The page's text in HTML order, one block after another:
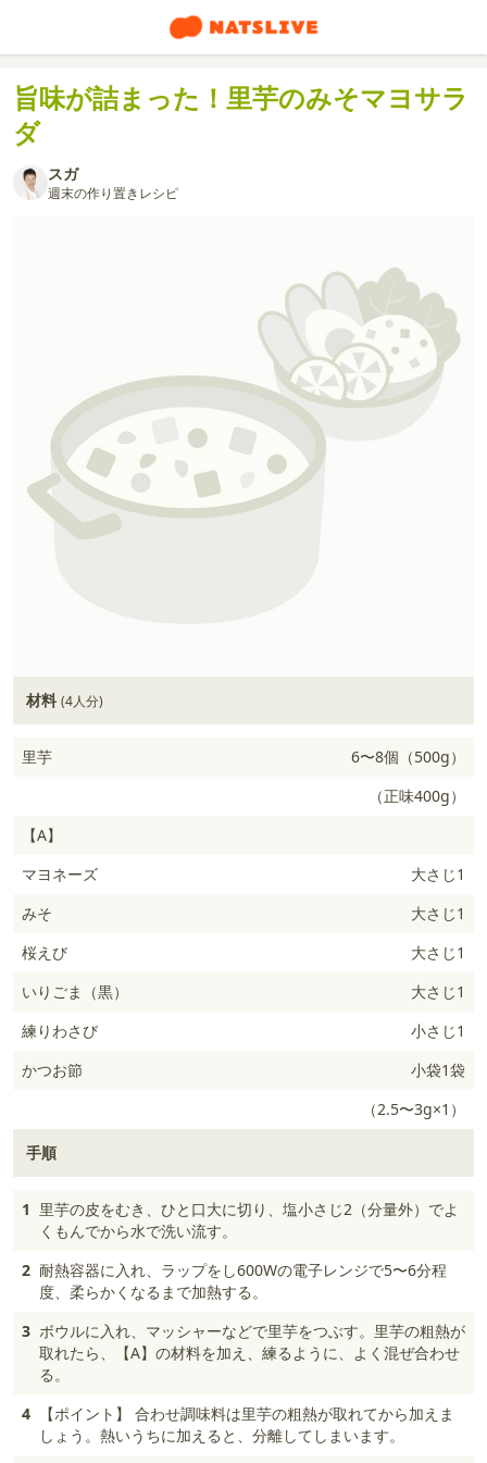
旨味が詰まった！里芋のみそマヨサラ
ダ
スガ
週末の作り置きレシピ
材料 (4人分)
里芋
6〜8個（500g）
（正味400g）
【A】
マヨネーズ
大さじ1
みそ
大さじ1
桜えび
大さじ1
いりごま（黒）
大さじ1
練りわさび
小さじ1
かつお節
小袋1袋
（2.5〜3g×1）
手順
1 里芋の皮をむき、ひと口大に切り、塩小さじ2（分量外）でよ
くもんでから水で洗い流す。
2 耐熱容器に入れ、ラップをし600Wの電子レンジで5〜6分程
度、柔らかくなるまで加熱する。
3 ボウルに入れ、マッシャーなどで里芋をつぶす。里芋の粗熱が
取れたら、【A】の材料を加え、練るように、よく混ぜ合わせ
る。
4
【ポイント】 合わせ調味料は里芋の粗熱が取れてから加えま
しょう。熱いうちに加えると、分離してしまいます。